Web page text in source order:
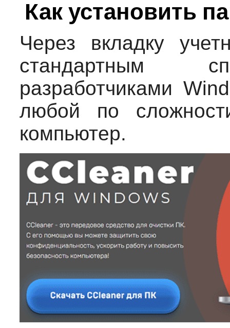
Как установить
Через вкладку
стандартным
разработчиками
любой по
компьютер.